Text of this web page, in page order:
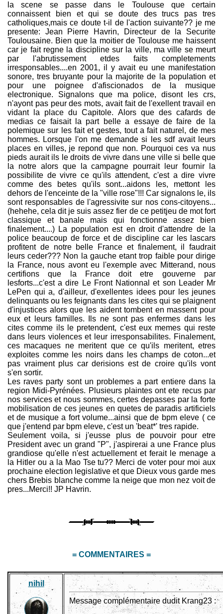
la scene se passe dans le Toulouse que certain
connaissent bien et qui se doute des trucs pas tres
catholiques,mais ce doute t-il de l'action suivante?? je me
presente: Jean Pierre Havrin, Directeur de la Securite
Toulousaine. Bien que la moitier de Toulouse me haissent
car je fait regne la discipline sur la ville, ma ville se meurt
par l'abrutissement etdes faits completements
irresponsables....en 2001, il y avait eu une manifestation
sonore, tres bruyante pour la majorite de la population et
pour une poignee d'afiscionados de la musique
electronique. Signalons que ma police, disont les crs,
n'ayont pas peur des mots, avait fait de l'exellent travail en
vidant la place du Capitole. Alors que des cafards de
medias ce faisait la part belle a essaye de faire de la
polemique sur les fait et gestes, tout a fait naturel, de mes
hommes. Lorsque l'on me demande si les sdf avait leurs
places en villes, je repond que non. Pourquoi ces va nus
pieds aurait ils le droits de vivre dans une ville si belle que
la notre alors que la campagne pourrait leur fournir la
possibilite de vivre ce qu'ils attendent, c'est a dire vivre
comme des betes qu'ils sont...aidons les, mettont les
dehors de l'enceinte de la "ville rose"!!! Car signalons le, ils
sont responsables de l'agressivite sur nos cons-citoyens...
(hehehe, cela dit je suis assez fier de ce petitjeu de mot fort
classique et banale mais qui fonctionne assez bien
finalement....) La population est en droit d'attendre de la
police beaucoup de force et de discipline car les lascars
profitent de notre belle France et finalement, il faudrait
leurs ceder??? Non la gauche etant trop faible pour dirige
la France, nous avont eu l'exemple avec Mitterand, nous
certifions que la France doit etre gouverne par
lesforts...c'est a dire Le Front Nationnal et son Leader Mr
LePen qui a, d'ailleur, d'exellentes idees pour les jeunes
delinquants ou les feignants dans les cites qui se plaignent
d'injustices alors que les aident tombent en massent pour
eux et leurs familles. Ils ne sont pas enfermes dans les
cites comme ils le pretendent, c'est eux memes qui reste
dans leurs violences et leur irresponsabilites. Finalement,
ces macaques ne meritent que ce qu'ils meritent, etres
exploites comme les noirs dans les champs de coton...et
pas vraiment plus car derisions est de croire qu'ils vont
s'en sortir.
Les raves party sont un problemes a part entiere dans la
region Midi-Pyrénées. Plusieurs plaintes ont ete recus par
nos services et nous sommes, certes depasses par la forte
mobilisation de ces jeunes en quetes de paradis artificiels
et de musique a fort volume...ainsi que de bpm eleve ( ce
que j'entend par bpm eleve, c'est un 'beat*' tres rapide.
Seulement voila, si j'eusse plus de pouvoir pour etre
President avec un grand "P", j'aspirerai a une France plus
grandiose qu'elle n'est actuellement et ferait le menage a
la Hitler ou a la Mao Tse tu?? Merci de voter pour moi aux
prochaine election legislative et que Dieux vous garde mes
chers Brebis blanche comme la neige que mon nez voit de
pres...Merci!! JP Havrin.
= COMMENTAIRES =
nihil
Message complémentaire dudit Krang23 :